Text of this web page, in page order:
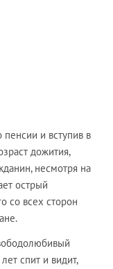
и вступив в
дожития,
несмотря на
острый
со всех сторон
спит и видит,